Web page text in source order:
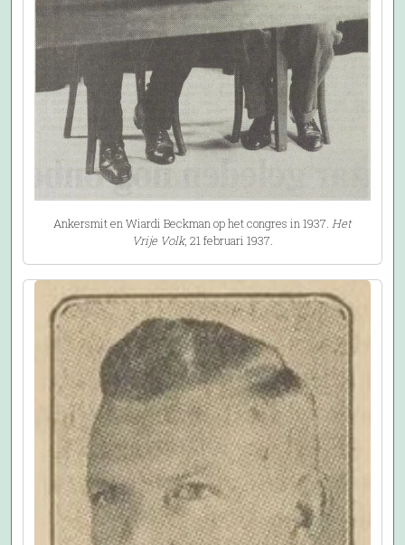
Ankersmit en Wiardi Beckman op het congres in 1937. Het
Vrije Volk, 21 februari 1937.